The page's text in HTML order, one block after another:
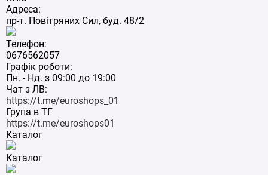
Адреса:
пр-т. Повітряних Сил, буд. 48/2
Телефон:
0676562057
Графік роботи:
Пн. - Нд. з 09:00 до 19:00
Чат з ЛВ:
https://t.me/euroshops_01
Група в ТГ
https://t.me/euroshops01
Каталог
Каталог